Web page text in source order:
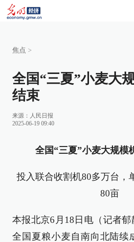
焦点 >
全国“三夏”小麦大
结束
来源： 人民日报
2025-06-19 09:40
全国“三夏”小麦大规模
投入联合收割机80多万台，
80亩
本报北京6月18日电（记者郁
全国夏粮小麦自南向北陆续